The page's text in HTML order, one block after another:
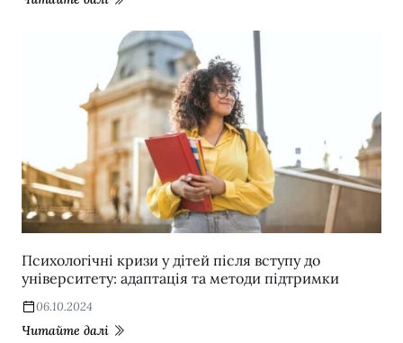
Психологічні кризи у дітей після вступу до
університету: адаптація та методи підтримки
06.10.2024
Читайте далі